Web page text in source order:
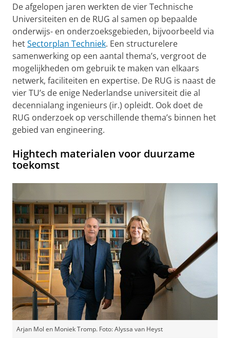
De afgelopen jaren werkten de vier Technische
Universiteiten en de RUG al samen op bepaalde
onderwijs- en onderzoeksgebieden, bijvoorbeeld via
hetSectorplan Techniek. Een structurelere
samenwerking op een aantal thema’s, vergroot de
mogelijkheden om gebruik te maken van elkaars
netwerk, faciliteiten en expertise. De RUG is naast de
vier TU’s de enige Nederlandse universiteit die al
decennialang ingenieurs (ir.) opleidt. Ook doet de
RUG onderzoek op verschillende thema’s binnen het
gebied van engineering.
Hightech materialen voor duurzame
toekomst
Arjan Mol en Moniek Tromp. Foto: Alyssa van Heyst